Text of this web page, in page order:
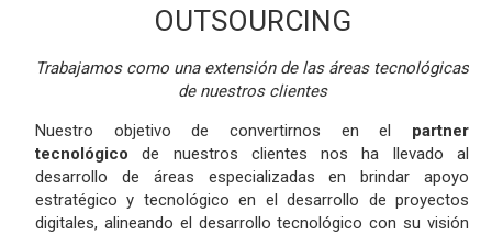
OUTSOURCING
Trabajamos como una extensión de las áreas tecnológicas
de nuestros clientes
Nuestro objetivo de convertirnos en el partner
tecnológico de nuestros clientes nos ha llevado al
desarrollo de áreas especializadas en brindar apoyo
estratégico y tecnológico en el desarrollo de proyectos
digitales, alineando el desarrollo tecnológico con su visión